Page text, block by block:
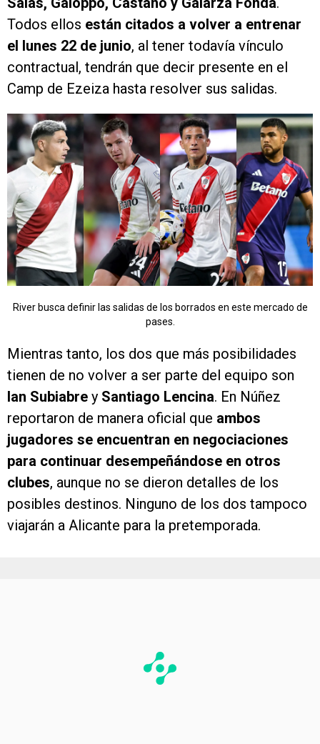
Todos ellos están citados a volver a entrenar
el lunes 22 de junio, al tener todavía vínculo
contractual, tendrán que decir presente en el
Camp de Ezeiza hasta resolver sus salidas.
River busca definir las salidas de los borrados en este mercado de
pases.
Mientras tanto, los dos que más posibilidades
tienen de no volver a ser parte del equipo son
Ian Subiabre y Santiago Lencina. En Núñez
reportaron de manera oficial que ambos
jugadores se encuentran en negociaciones
para continuar desempeñándose en otros
clubes, aunque no se dieron detalles de los
posibles destinos. Ninguno de los dos tampoco
viajarán a Alicante para la pretemporada.